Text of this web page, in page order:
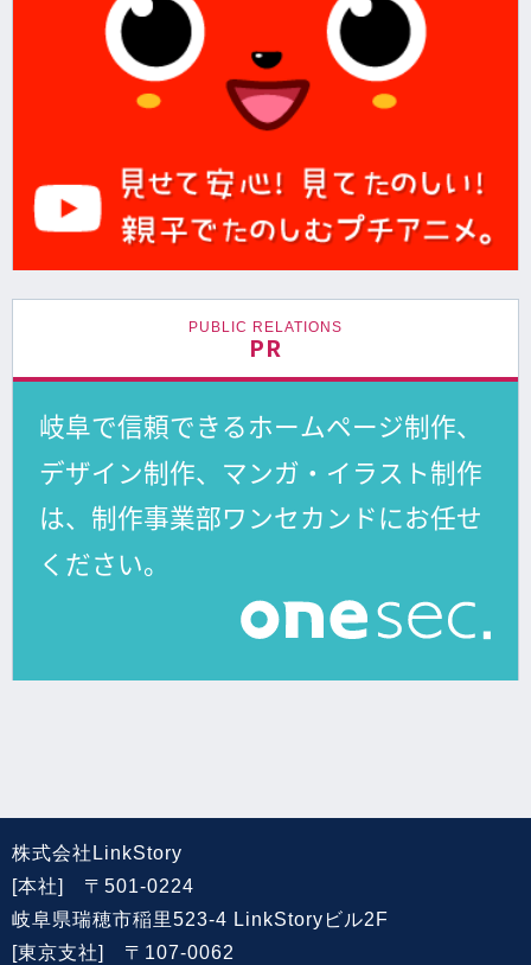
PUBLIC RELATIONS
PR
株式会社LinkStory
[本社] 〒501-0224
岐阜県瑞穂市稲里523-4 LinkStoryビル2F
[東京支社] 〒107-0062